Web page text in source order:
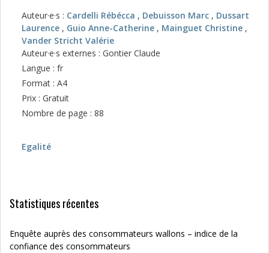
Auteur·e·s : Cardelli Rébécca , Debuisson Marc , Dussart
Laurence , Guio Anne-Catherine , Mainguet Christine ,
Vander Stricht Valérie
Auteur·e·s externes : Gontier Claude
Langue : fr
Format : A4
Prix : Gratuit
Nombre de page : 88
Egalité
Statistiques récentes
Enquête auprès des consommateurs wallons – indice de la
confiance des consommateurs